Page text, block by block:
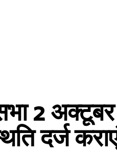
2
दर्ज